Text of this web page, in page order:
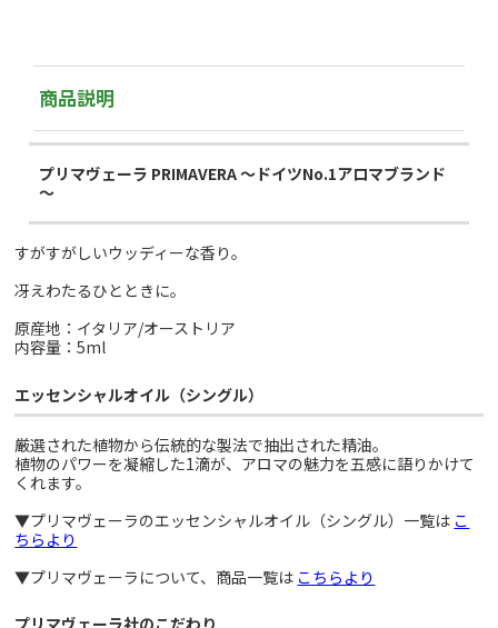
商品説明
プリマヴェーラ PRIMAVERA ～ドイツNo.1アロマブランド
～
すがすがしいウッディーな香り。
冴えわたるひとときに。
原産地：イタリア/オーストリア
内容量：5ml
エッセンシャルオイル（シングル）
厳選された植物から伝統的な製法で抽出された精油。
植物のパワーを凝縮した1滴が、アロマの魅力を五感に語りかけて
くれます。
▼プリマヴェーラのエッセンシャルオイル（シングル）一覧は こ
ちらより
▼プリマヴェーラについて、商品一覧は こちらより